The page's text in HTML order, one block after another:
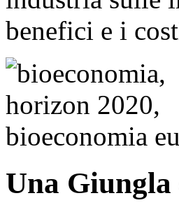
benefici e i
Una